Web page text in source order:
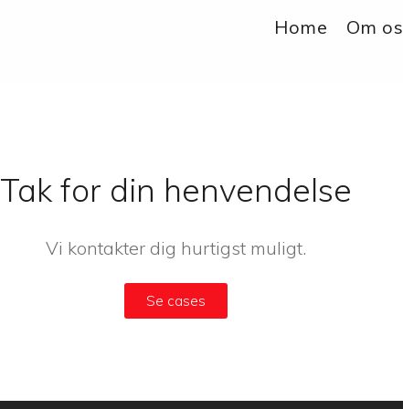
Home Om os
Tak for din henvendelse
Vi kontakter dig hurtigst muligt.
Se cases